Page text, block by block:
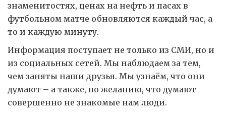
знаменитостях, ценах на нефть и пасах в
футбольном матче обновляются каждый час, а
то и каждую минуту.
Информация поступает не только из СМИ, но и
из социальных сетей. Мы наблюдаем за тем,
чем заняты наши друзья. Мы узнаём, что они
думают – а также, по желанию, что думают
совершенно не знакомые нам люди.